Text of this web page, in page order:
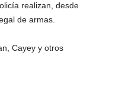
realizan, desde
de armas.
Cayey y otros